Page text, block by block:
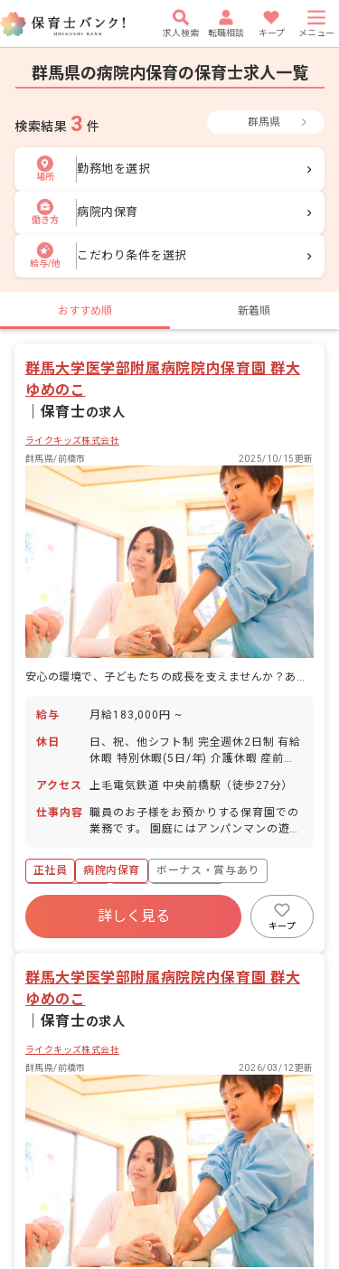
求人検索 転職相談 キープ メニュー
群馬県の病院内保育の保育士求人一覧
検索結果 3 件 群馬県
場所
勤務地を選択
働き方
病院内保育
給与/他
こだわり条件を選択
おすすめ順 新着順
群馬大学医学部附属病院院内保育園 群大
ゆめのこ
保育士の求人
ライクキッズ株式会社
群馬県/前橋市
2025/10/15更新
安心の環境で、子どもたちの成長を支えませんか？あなたの温かい手が未来を育みます。
給与 月給183,000円 ~
休日
日、祝、他シフト制 完全週休2日制 有給
休暇 特別休暇(5日/年) 介護休暇 産前産
アクセス
上毛電気鉄道 中央前橋駅（徒歩27分）
仕事内容 職員のお子様をお預かりする保育園での
業務です。 園庭にはアンパンマンの遊具
いるため、安全な環境で散歩に出かける
ことも可能です。 主な業務内容は以下の
通りです。 ・登室・降室の対応 ・おむ
つ替えや着替え介助 ・自由遊びの見守り
その他、保育業務全般を担当していただ
きます。
正社員 病院内保育
ボーナス・賞与あり
社会保険完備
有給
退職金制度
昇給昇進あり
産休育休制度 未経験歓迎
詳しく見る
キープ
群馬大学医学部附属病院院内保育園 群大
ゆめのこ
保育士の求人
ライクキッズ株式会社
群馬県/前橋市
2026/03/12更新